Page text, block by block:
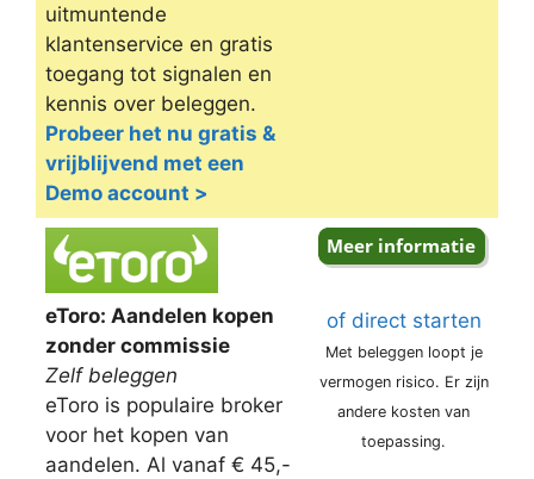
uitmuntende
klantenservice en gratis
toegang tot signalen en
kennis over beleggen.
Probeer het nu gratis &
vrijblijvend met een
Demo account >
eToro: Aandelen kopen
zonder commissie
Zelf beleggen
eToro is populaire broker
voor het kopen van
aandelen. Al vanaf € 45,-
of direct starten
Met beleggen loopt je
vermogen risico. Er zijn
andere kosten van
toepassing.